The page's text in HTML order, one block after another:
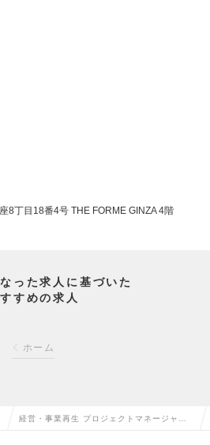
丁目18番4号 THE FORME GINZA 4階
った求人に基づいた
すめの求人
ホーム
経営・事業再生 プロジェクトマネージャー